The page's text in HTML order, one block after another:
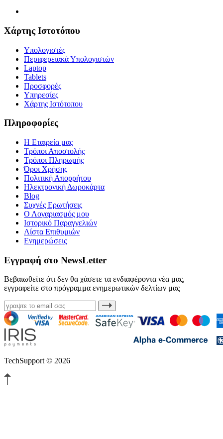
Χάρτης Ιστοτόπου
Υπολογιστές
Περιφερειακά Υπολογιστών
Laptop
Tablets
Προσφορές
Υπηρεσίες
Χάρτης Ιστότοπου
Πληροφορίες
Η Εταιρεία μας
Τρόποι Αποστολής
Τρόποι Πληρωμής
Όροι Χρήσης
Πολιτική Απορρήτου
Ηλεκτρονική Δωροκάρτα
Blog
Συχνές Ερωτήσεις
Ο Λογαριασμός μου
Ιστορικό Παραγγελιών
Λίστα Επιθυμιών
Ενημερώσεις
Εγγραφή στο NewsLetter
Βεβαιωθείτε ότι δεν θα χάσετε τα ενδιαφέροντα νέα μας,
εγγραφείτε στο πρόγραμμα ενημερωτικών δελτίων μας
TechSupport © 2026